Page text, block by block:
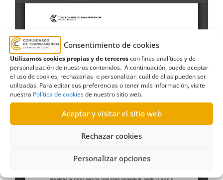
Consentimiento de cookies
Utilizamos cookies propias y de terceroscon fines analíticos y de
personalización de nuestros contenidos. A continuación, puede aceptar
el uso de cookies, rechazarlas o personalizar cuál de ellas pueden ser
utilizadas. Para editar sus preferencias o tener más información, visite
nuestra Política de cookiesde nuestro sitio web.
Aceptar y visitar el sitio web
Rechazar cookies
Personalizar opciones